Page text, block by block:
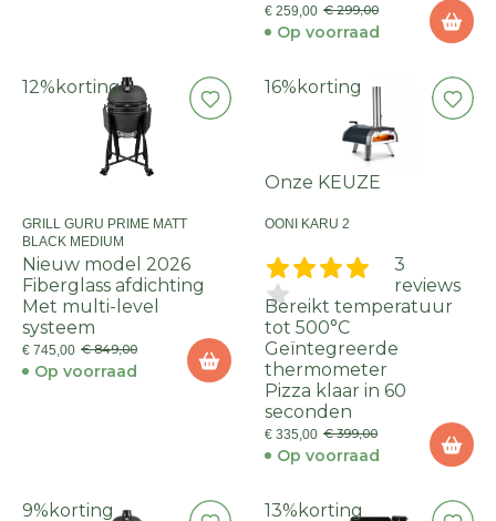
€ 259,00 € 299,00
Op voorraad
12% korting
GRILL GURU PRIME MATT
BLACK MEDIUM
Nieuw model 2026
Fiberglass afdichting
Met multi-level
systeem
€ 745,00 € 849,00
Op voorraad
16% korting
Onze KEUZE
OONI KARU 2
3
reviews
Bereikt temperatuur
tot 500°C
Geïntegreerde
thermometer
Pizza klaar in 60
seconden
€ 335,00 € 399,00
Op voorraad
9% korting 13% korting